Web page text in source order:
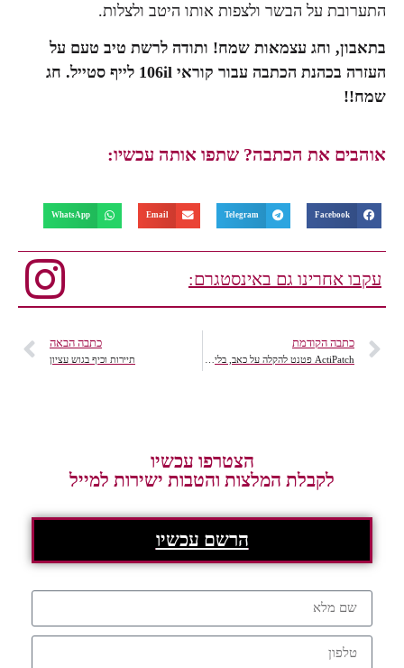
התערובת על הבשר ולצפות אותו היטב ולצלות.
בתאבון, וחג עצמאות שמח! ותודה לרשת טיב טעם על
העזרה בכהנת הכתבה עבור קוראי 106il לייף סטייל. חג
שמח!!
אוהבים את הכתבה? שתפו אותה עכשיו:
Facebook
Telegram
Email
WhatsApp
עקבו אחרינו גם באינסטגרם:
כתבה הקודמת
ActiPatch פטנט להקלה על כאב, בלי תרופות
כתבה הבאה
תיירות וכיף בגוש עציון
הצטרפו עכשיו
לקבלת המלצות והטבות ישירות למייל
הרשם עכשיו